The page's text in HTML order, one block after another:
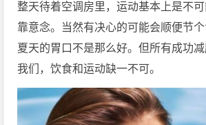
整天待着空调房里，运动基本上是不
靠意念。当然有决心的可能会顺便节
夏天的胃口不是那么好。但所有成功
我们，饮食和运动缺一不可。